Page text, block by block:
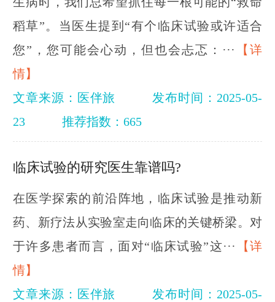
稻草”。当医生提到“有个临床试验或许适合
您”，您可能会心动，但也会忐忑：··· 【详
情】
文章来源：医伴旅
发布时间：2025-05-
23
推荐指数：665
临床试验的研究医生靠谱吗?
在医学探索的前沿阵地，临床试验是推动新
药、新疗法从实验室走向临床的关键桥梁。对
于许多患者而言，面对“临床试验”这···
【详
情】
文章来源：医伴旅
发布时间：2025-05-